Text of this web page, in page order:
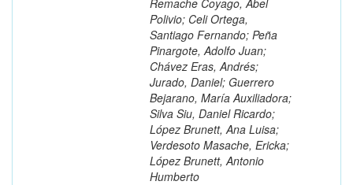
Polivio; Celi Ortega,
Santiago Fernando; Peña
Pinargote, Adolfo Juan;
Chávez Eras, Andrés;
Jurado, Daniel; Guerrero
Bejarano, María Auxiliadora;
Silva Siu, Daniel Ricardo;
López Brunett, Ana Luisa;
Verdesoto Masache, Ericka;
López Brunett, Antonio
Humberto